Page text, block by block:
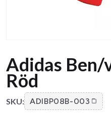
Adidas
Röd
SKU: ADIBP08B-003